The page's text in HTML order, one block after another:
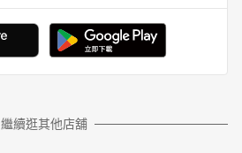
繼續逛其他店舖